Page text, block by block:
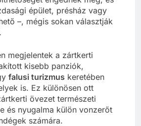
épület, présház vagy
–, mégis sokan választják
megjelentek a zártkerti
kisebb panziók,
falusi turizmus keretében
is. Ez különösen ott
övezet természeti
és nyugalma külön vonzerőt
számára.